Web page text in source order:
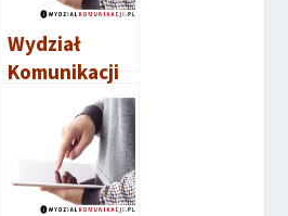
Wydział
Komunikacji
Rzeszów